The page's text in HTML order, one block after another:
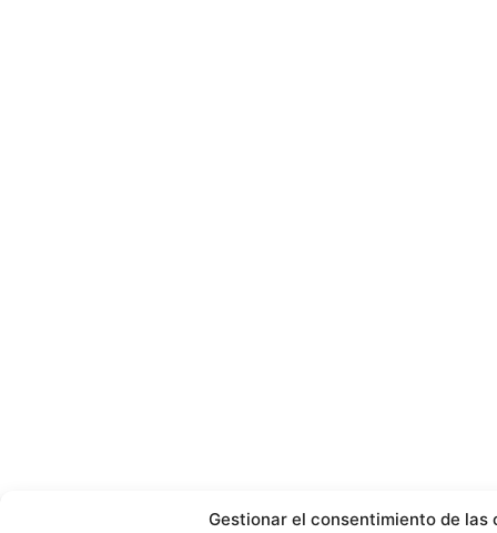
Gestionar el consentimiento de las